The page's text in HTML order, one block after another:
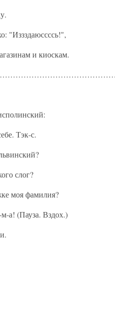
"Иззздаюссссь!",
и киоскам.
Тэк-с.
слог?
моя фамилия?
а! (Пауза. Вздох.)